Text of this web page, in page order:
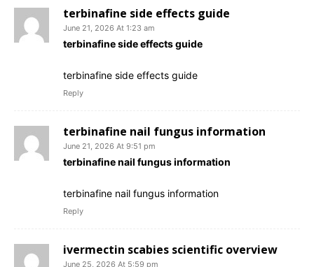
terbinafine side effects guide
June 21, 2026 At 1:23 am
terbinafine side effects guide
terbinafine side effects guide
Reply
terbinafine nail fungus information
June 21, 2026 At 9:51 pm
terbinafine nail fungus information
terbinafine nail fungus information
Reply
ivermectin scabies scientific overview
June 25, 2026 At 5:59 pm